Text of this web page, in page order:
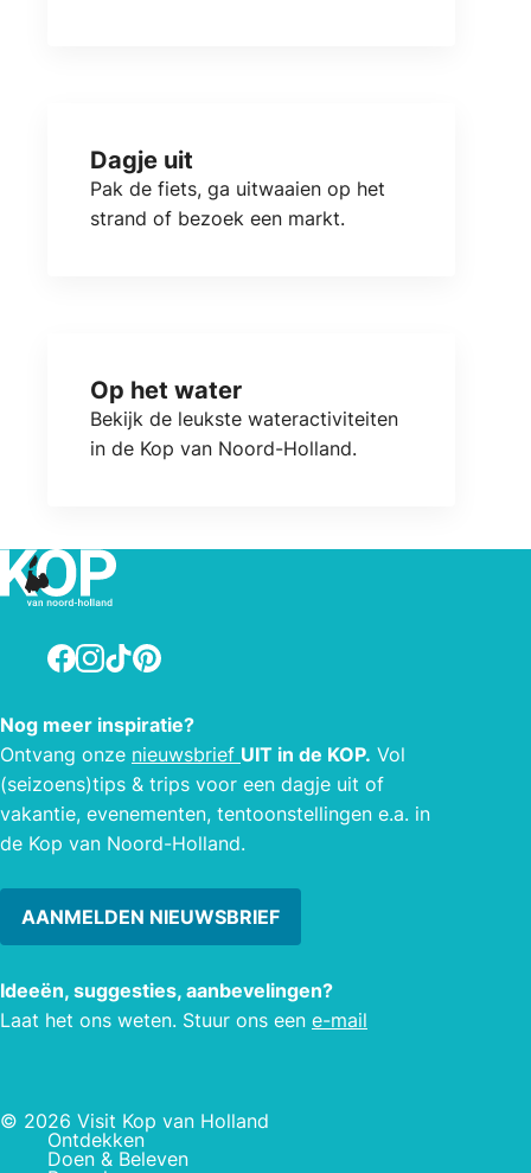
Dagje uit
Pak de fiets, ga uitwaaien op het
strand of bezoek een markt.
Op het water
Bekijk de leukste wateractiviteiten
in de Kop van Noord-Holland.
Facebook
Instagram
TikTokPinterest
Nog meer inspiratie?
Ontvang onze nieuwsbrief UIT in de KOP. Vol
(seizoens)tips & trips voor een dagje uit of
vakantie, evenementen, tentoonstellingen e.a. in
de Kop van Noord-Holland.
AANMELDEN NIEUWSBRIEF
Ideeën, suggesties, aanbevelingen?
Laat het ons weten. Stuur ons een e-mail
© 2026 Visit Kop van Holland
Ontdekken
Doen & Beleven